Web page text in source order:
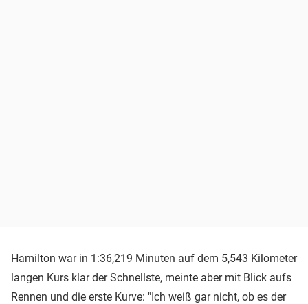
Hamilton war in 1:36,219 Minuten auf dem 5,543 Kilometer
langen Kurs klar der Schnellste, meinte aber mit Blick aufs
Rennen und die erste Kurve: "Ich weiß gar nicht, ob es der